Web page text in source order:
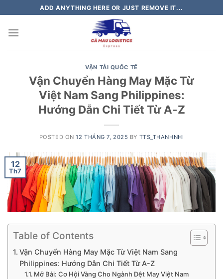
to
content
ADD ANYTHING HERE OR JUST REMOVE IT...
VẬN TẢI QUỐC TẾ
Vận Chuyển Hàng May Mặc Từ
Việt Nam Sang Philippines:
Hướng Dẫn Chi Tiết Từ A-Z
POSTED ON12 THÁNG 7, 2025 BY TTS_THANHNHI
12
Th7
Table of Contents
Vận Chuyển Hàng May Mặc Từ Việt Nam Sang
Philippines: Hướng Dẫn Chi Tiết Từ A-Z
Mở Bài: Cơ Hội Vàng Cho Ngành Dệt May Việt Nam